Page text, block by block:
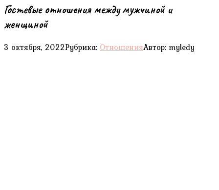
Гостевые отношения между мужчиной и
женщиной
3 октября, 2022Рубрика: ОтношенияАвтор: myledy